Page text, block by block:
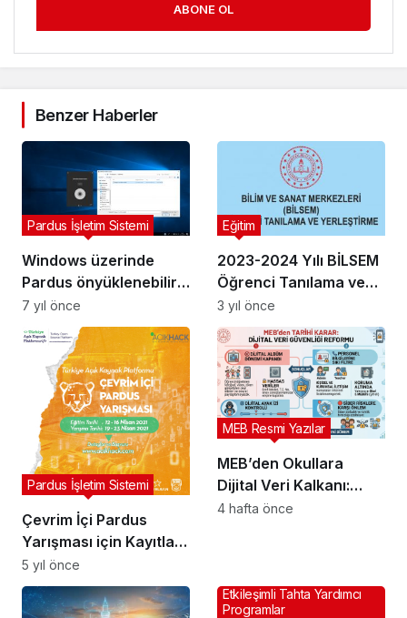
ABONE OL
Benzer Haberler
Windows üzerinde
Pardus önyüklenebilir
USB ortamı oluşturma
Pardus İşletim Sistemi
7 yıl önce
2023-2024 Yılı BİLSEM
Öğrenci Tanılama ve
Yerleştirme Kılavuzu
Eğitim
3 yıl önce
Çevrim İçi Pardus
Yarışması için Kayıtlar
Başladı
Pardus İşletim Sistemi
5 yıl önce
MEB’den Okullara
Dijital Veri Kalkanı:
Fotoğraf ve Video
MEB Resmi Yazılar
4 hafta önce
Etkileşimli Tahta Yardımcı
Programlar